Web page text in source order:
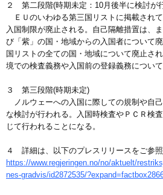
２ 第二段階(時期未定：10月後半に検討が
ＥＵのいわゆる第三国リストに掲載され
入国制限が廃止される。自己隔離措置は、
び「紫」の国・地域からの入国者について
国リストの全ての国・地域について廃止さ
境での検査義務や入国前の登録義務につい
３ 第三段階(時期未定)
ノルウェーへの入国に際しての規制や自
な検討が行われる。入国時検査やＰＣＲ検
じて行われることになる。
４ 詳細は、以下のプレスリリースをご参照
https://www.regjeringen.no/no/aktuelt/
nes-gradvis/id2872535/